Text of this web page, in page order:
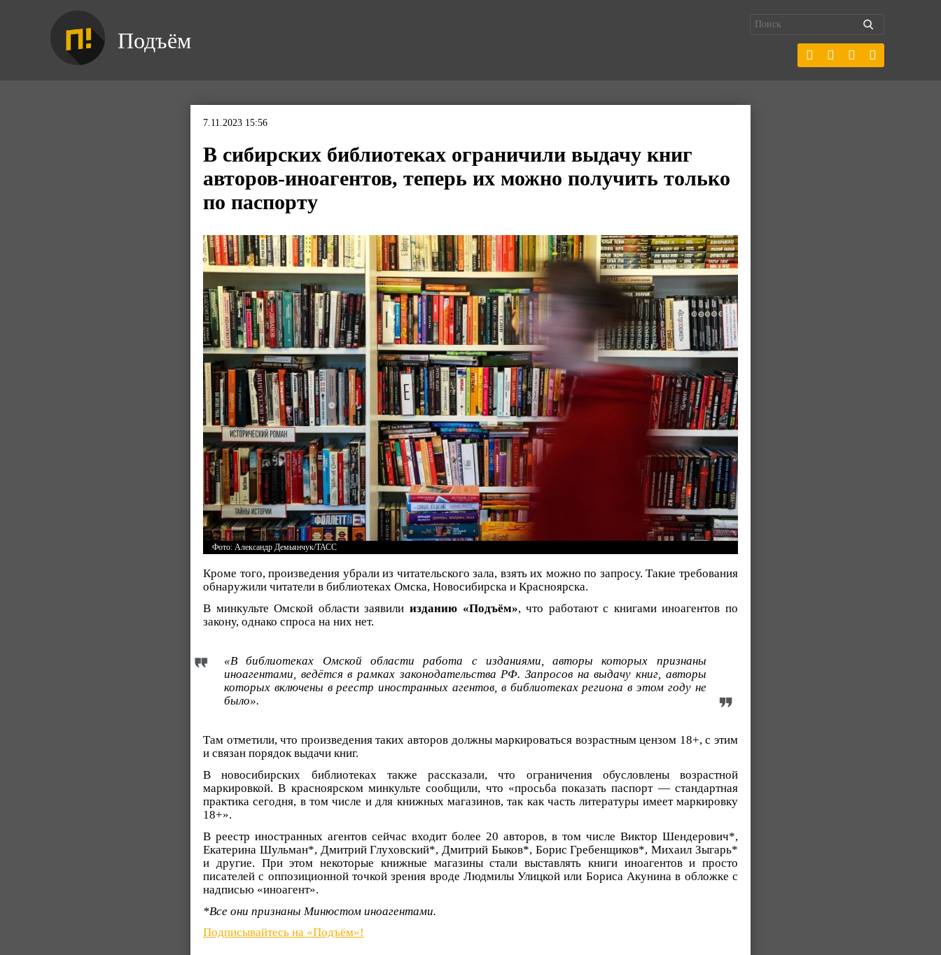
Подъём
7.11.2023 15:56
В сибирских библиотеках ограничили выдачу книг
авторов-иноагентов, теперь их можно получить только
по паспорту
Фото: Александр Демьянчук/ТАСС
Кроме того, произведения убрали из читательского зала, взять их можно по запросу. Такие требования
обнаружили читатели в библиотеках Омска, Новосибирска и Красноярска.
В минкульте Омской области заявили изданию «Подъём», что работают с книгами иноагентов по
закону, однако спроса на них нет.
«В библиотеках Омской области работа с изданиями, авторы которых признаны
иноагентами, ведётся в рамках законодательства РФ. Запросов на выдачу книг, авторы
которых включены в реестр иностранных агентов, в библиотеках региона в этом году не
было».
Там отметили, что произведения таких авторов должны маркироваться возрастным цензом 18+, с этим
и связан порядок выдачи книг.
В новосибирских библиотеках также рассказали, что ограничения обусловлены возрастной
маркировкой. В красноярском минкульте сообщили, что «просьба показать паспорт — стандартная
практика сегодня, в том числе и для книжных магазинов, так как часть литературы имеет маркировку
18+».
В реестр иностранных агентов сейчас входит более 20 авторов, в том числе Виктор Шендерович*,
Екатерина Шульман*, Дмитрий Глуховский*, Дмитрий Быков*, Борис Гребенщиков*, Михаил Зыгарь*
и другие. При этом некоторые книжные магазины стали выставлять книги иноагентов и просто
писателей с оппозиционной точкой зрения вроде Людмилы Улицкой или Бориса Акунина в обложке с
надписью «иноагент».
*Все они признаны Минюстом иноагентами.
Подписывайтесь на «Подъём»!